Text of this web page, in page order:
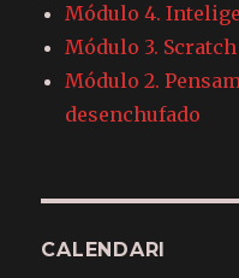
Módulo 4.
Módulo 3.
Módulo 2.
desenchufado
CALENDARI